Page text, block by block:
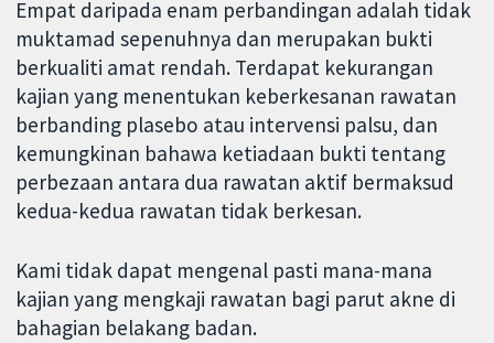
Empat daripada enam perbandingan adalah tidak
muktamad sepenuhnya dan merupakan bukti
berkualiti amat rendah. Terdapat kekurangan
kajian yang menentukan keberkesanan rawatan
berbanding plasebo atau intervensi palsu, dan
kemungkinan bahawa ketiadaan bukti tentang
perbezaan antara dua rawatan aktif bermaksud
kedua-kedua rawatan tidak berkesan.
Kami tidak dapat mengenal pasti mana-mana
kajian yang mengkaji rawatan bagi parut akne di
bahagian belakang badan.